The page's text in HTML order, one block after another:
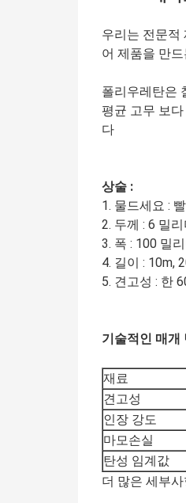
우리는 전문적
어 제품을 만
폴리우레탄은
평균 고무 보
다
상술 :
1. 물드세요 :
2. 두께 : 6 밀
3. 폭 : 100 밀
4. 길이 : 10m,
5. 견고성 : 한
기술적인 매개
재료
견고성
인장 강도
마모손실
탄성 임계값
더 많은 세부